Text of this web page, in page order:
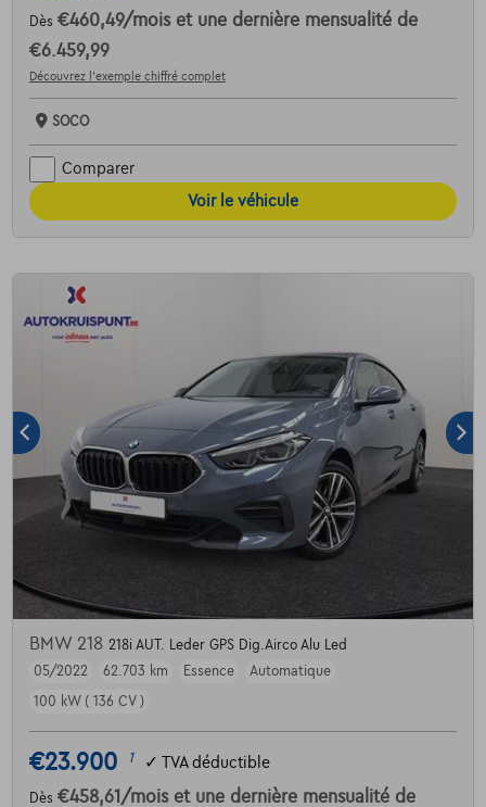
Dès €460,49/mois et une dernière mensualité de
€6.459,99
Découvrez l’exemple chiffré complet
SOCO
Comparer
Voir le véhicule
BMW 218 218i AUT. Leder GPS Dig.Airco Alu Led
05/2022
62.703 km Essence
Automatique
100 kW ( 136 CV )
€23.900 1 ✓ TVA déductible
Dès €458,61 /mois et une dernière mensualité de